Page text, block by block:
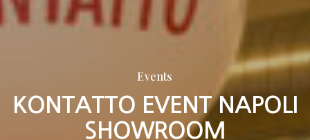
Events
KONTATTO EVENT NAPOLI
SHOWROOM